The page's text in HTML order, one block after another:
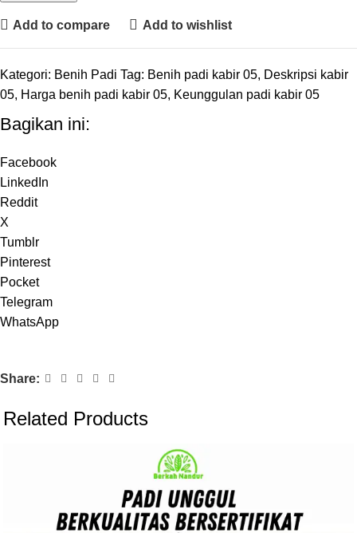
Add to compare Add to wishlist
Kategori: Benih Padi Tag: Benih padi kabir 05, Deskripsi kabir
05, Harga benih padi kabir 05, Keunggulan padi kabir 05
Bagikan ini:
Facebook
LinkedIn
Reddit
X
Tumblr
Pinterest
Pocket
Telegram
WhatsApp
Share:
Related Products